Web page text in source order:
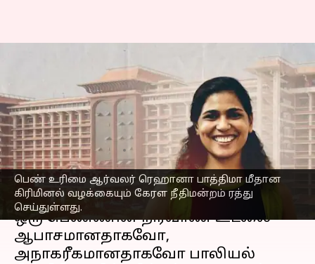
பெண் உரிமை ஆர்வலர் ரெஹானா பாத்திமா மீதான
கிரிமினல் வழக்கையும் கேரள நீதிமன்றம் ரத்து
செய்துள்ளது.
பெண்ணின் நிர்வாண
உடலை ஆபாசமாக
கருதக்கூடாது: கேரள
உயர்நீதிமன்றம்
எழுதியவர் Sindhuja SM Jun 06, 2023 11:45 am
செய்தி முன்னோட்டம்
ஒரு பெண்ணின் நிர்வாண உடலை
ஆபாசமானதாகவோ,
அநாகரீகமானதாகவோ பாலியல்